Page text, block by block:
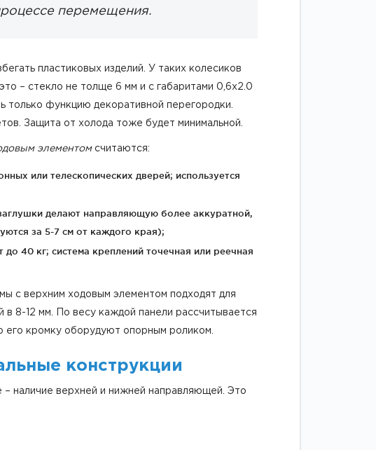
перемещения.
пластиковых изделий. У таких колесиков
– стекло не толще 6 мм и с габаритами 0,6x2.0
только функцию декоративной перегородки.
Защита от холода тоже будет минимальной.
элементомсчитаются:
или телескопических дверей; используется
делают направляющую более аккуратной,
за 5-7 см от каждого края);
40 кг; система креплений точечная или реечная
с верхним ходовым элементом подходят для
8-12 мм. По весу каждой панели рассчитывается
кромку оборудуют опорным роликом.
конструкции
– наличие верхней и нижней направляющей. Это